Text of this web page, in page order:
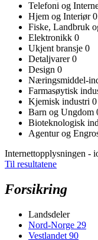
Telefoni og
Hjem og Interiør0
Fiske, Landbruk
Elektronikk 0
Ukjent bransje 0
Detaljvarer0
Design 0
Næringsmiddel-
Farmasøytisk
Kjemisk industri 0
Barn og Ungdom
Bioteknologisk
Agentur og
Internettopplysningen -
Til resultatene
Forsikring
Landsdeler
Nord-Norge 29
Vestlandet 90